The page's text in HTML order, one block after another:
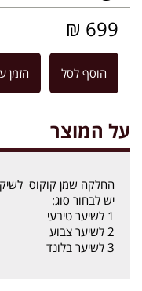
699 ₪
הוסף לסל הזמן
על המוצר
החלקה שמן קוקוס
יש לבחור סוג:
1 לשיער טיבעי
2 לשיער צבוע
3 לשיער בלונד